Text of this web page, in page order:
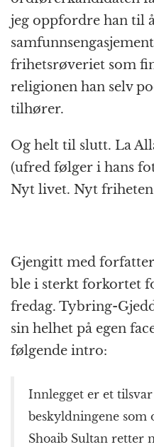
jeg oppfordre han til
frihetsrøveriet som
religionen han selv
tilhører.
Og helt til slutt. La
(ufred følger i hans
Nyt livet. Nyt
Gjengitt med
ble i sterkt forkortet
fredag. Tybring-
sin helhet på egen
følgende intro:
Innlegget er et
beskyldningene
Shoaib Sultan retter